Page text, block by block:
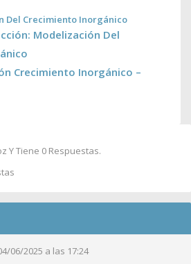
Del Crecimiento Inorgánico
Modelización Del
Crecimiento Inorgánico –
Y Tiene 0 Respuestas.
06/2025 a las 17:24